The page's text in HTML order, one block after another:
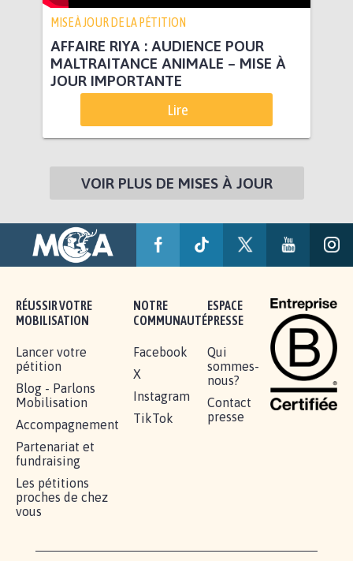
MISE À JOUR DE LA PÉTITION
AFFAIRE RIYA : AUDIENCE POUR
MALTRAITANCE ANIMALE – MISE À
JOUR IMPORTANTE
Lire
VOIR PLUS DE MISES À JOUR
RÉUSSIR VOTRE
MOBILISATION
Lancer votre
pétition
Blog - Parlons
Mobilisation
Accompagnement
Partenariat et
fundraising
Les pétitions
proches de chez
vous
NOTRE
COMMUNAUTÉ
Facebook
X
Instagram
TikTok
ESPACE
PRESSE
Qui
sommes-
nous?
Contact
presse